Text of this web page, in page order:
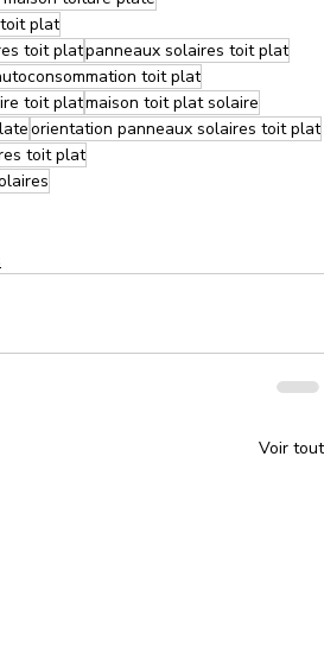
plat
toit platpanneaux solaires toit plat
toit plat
toit platmaison toit plat solaire
orientation panneaux solaires toit plat
toit plat
Voir tout